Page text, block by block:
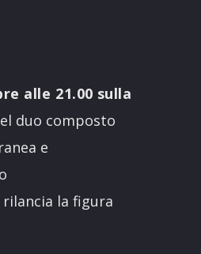
alle 21.00 sulla
duo composto
e
rilancia la figura